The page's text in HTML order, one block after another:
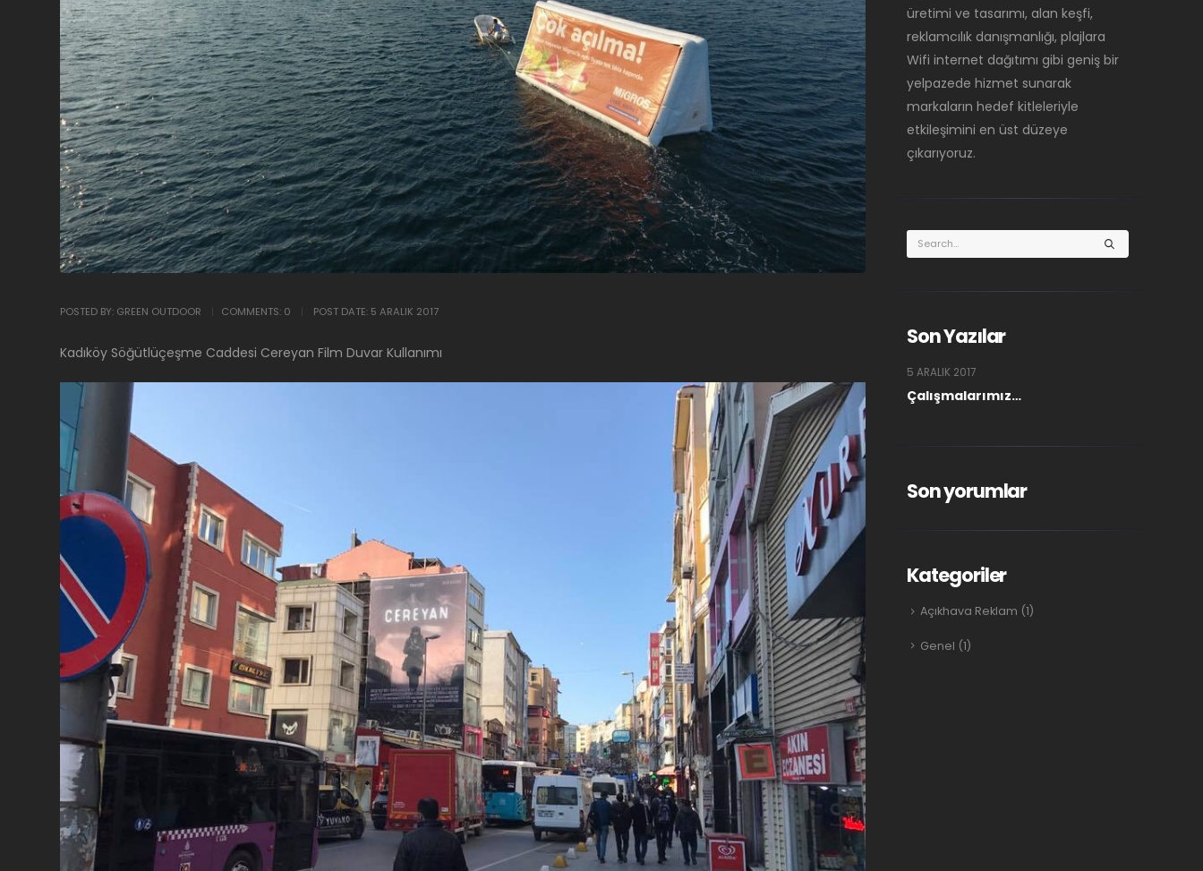
POSTED BY: GREEN OUTDOOR COMMENTS: 0 POST DATE: 5 ARALIK 2017
Kadıköy Söğütlüçeşme Caddesi Cereyan Film Duvar Kullanımı
üretimi ve tasarımı, alan keşfi,
reklamcılık danışmanlığı, plajlara
Wifi internet dağıtımı gibi geniş bir
yelpazede hizmet sunarak
markaların hedef kitleleriyle
etkileşimini en üst düzeye
çıkarıyoruz.
Son Yazılar
Çalışmalarımız…
5 ARALIK 2017
Son yorumlar
Kategoriler
Açıkhava Reklam (1)
Genel (1)